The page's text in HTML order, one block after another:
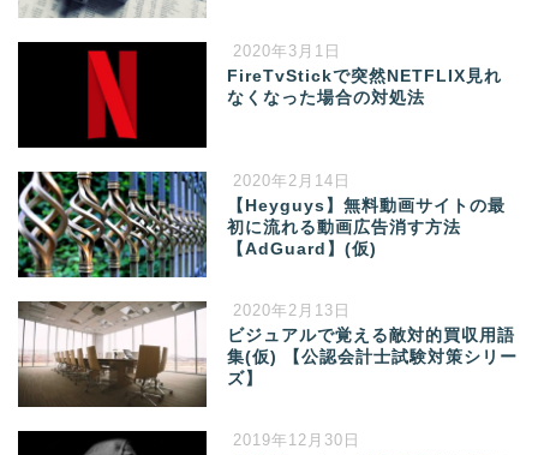
2020年3月1日
FireTvStickで突然NETFLIX見れ
なくなった場合の対処法
2020年2月14日
【Heyguys】無料動画サイトの最
初に流れる動画広告消す方法
【AdGuard】(仮)
2020年2月13日
ビジュアルで覚える敵対的買収用語
集(仮) 【公認会計士試験対策シリー
ズ】
2019年12月30日